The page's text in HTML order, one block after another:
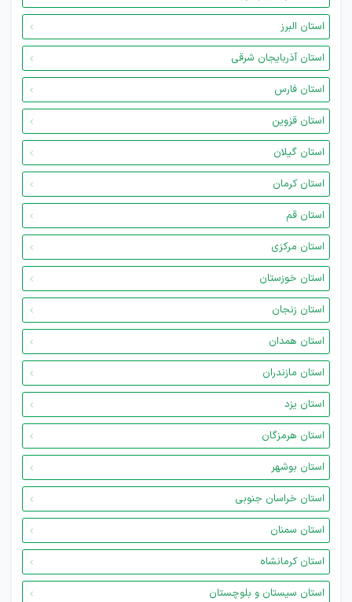
استان البرز
استان آذربایجان شرقی
استان فارس
استان قزوین
استان گیلان
استان کرمان
استان قم
استان مرکزی
استان خوزستان
استان زنجان
استان همدان
استان مازندران
استان یزد
استان هرمزگان
استان بوشهر
استان خراسان جنوبی
استان سمنان
استان کرمانشاه
استان سیستان و بلوچستان